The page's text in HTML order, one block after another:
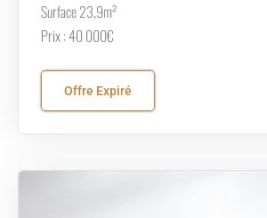
Surface 23,9m²
Prix : 40 000€
Offre Expiré